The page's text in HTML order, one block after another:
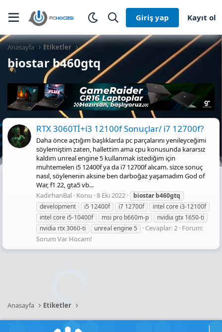
Giriş yap Kayıt ol
Anasayfa Etiketler
biostar b460gtq
RTX 3060Tİ+i3 12100f Sonuçlar/ i7 12700f?
Daha önce açtığım başlıklarda pc parçalarını yenileyceğimi
söylemiştim zaten, hallettim ama cpu konusunda kararsız
kaldım unreal engine 5 kullanmak istediğim için
muhtemelen i5 12400f ya da i7 12700f alıcam. sizce sonuç
nasıl, söylenenin aksine ben darboğaz yaşamadım God of
War, f1 22, gta5 vb...
KadirhanBal Konu 8 Eki 2022 biostar b460gtq
development
i5 12400f i7 12700f
intel core i3-12100f
intel core i5-10400f
msi pro b660m-p
nvidia gtx 1650-ti
nvidia rtx 3060-ti
unreal engine 5 Cevaplar: 2 Forum:
Sorum Var Hocam!
Anasayfa Etiketler